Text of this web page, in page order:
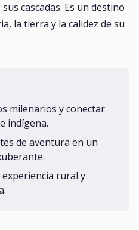
cascadas. Es un destino
la tierra y la calidez de su
milenarios y conectar
indígena.
de aventura en un
rural y